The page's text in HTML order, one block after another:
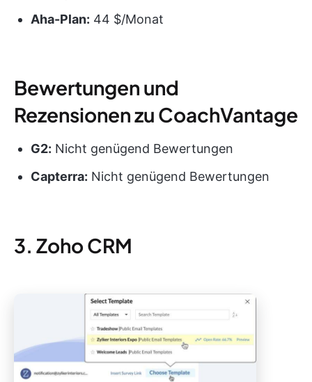
Aha-Plan: 44 $/Monat
Bewertungen und
Rezensionen zu CoachVantage
G2: Nicht genügend Bewertungen
Capterra: Nicht genügend Bewertungen
3. Zoho CRM